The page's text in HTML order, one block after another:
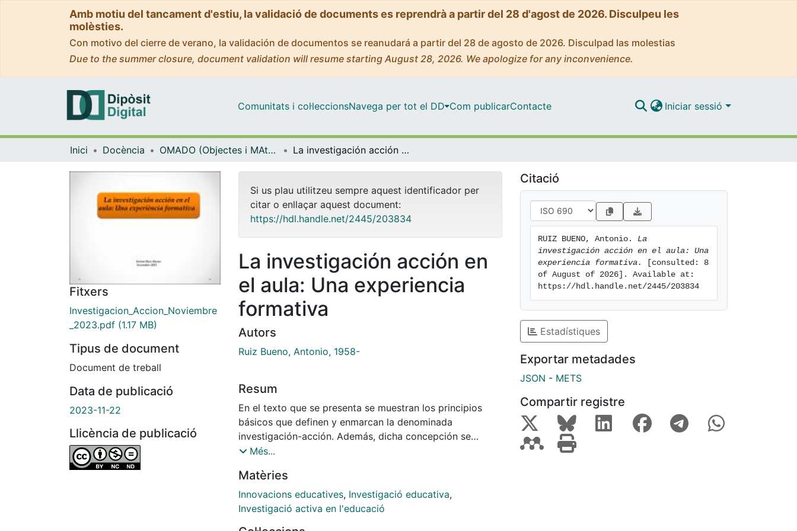
Amb motiu del tancament d'estiu, la validació de documents es reprendrà a partir del 28 d'agost de 2026. Disculpeu les
molèsties.
Con motivo del cierre de verano, la validación de documentos se reanudará a partir del 28 de agosto de 2026. Disculpad las molestias
Due to the summer closure, document validation will resume starting August 28, 2026. We apologize for any inconvenience.
Comunitats i col·leccionsNavega per tot el DD Com publicarContacte Iniciar sessió
Inici Docència OMADO (Objectes i MAterials DOcents) La investigación acción en el aula: Una experiencia formativa
Fitxers
Investigacion_Accion_Noviembre
_2023.pdf (1.17 MB)
Tipus de document
Document de treball
Data de publicació
2023-11-22
Llicència de publicació
Si us plau utilitzeu sempre aquest identificador per
citar o enllaçar aquest document:
https://hdl.handle.net/2445/203834
La investigación acción en
el aula: Una experiencia
formativa
Autors
Ruiz Bueno, Antonio, 1958-
Resum
En el texto que se presenta se muestran los principios
básicos que definen y enmarcan la denominada
investigación-acción. Además, dicha concepción se
ejemplifica con una experiencia desarrollada en el aula
i Innovació a l’aula” del grado de educación infantil de la
Universidad de Barcelona.
Més...
Matèries
Innovacions educatives, Investigació educativa,
Investigació activa en l'educació
Citació
RUIZ BUENO, Antonio. La
investigación acción en el aula: Una
experiencia formativa.
[consulted: 8
of August of 2026]. Available at:
https://hdl.handle.net/2445/203834
Estadístiques
Exportar metadades
JSON - METS
Compartir registre